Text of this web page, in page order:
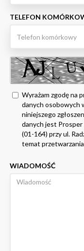
TELEFON
Wyrażam zgodę na
danych osobowych
niniejszego
danych jest Prosper
(01-164) przy ul.
temat
WIADOMOŚĆ